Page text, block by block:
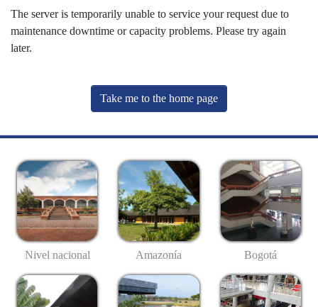
The server is temporarily unable to service your request due to
maintenance downtime or capacity problems. Please try again
later.
Take me to the home page
Nivel nacional Amazonía Bogotá